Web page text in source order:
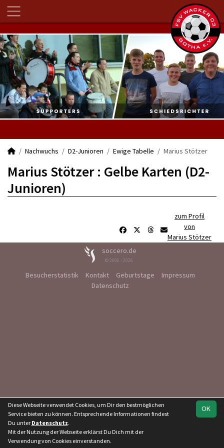
Nachwuchs D2-Junioren Ewige Tabelle Marius Stötzer
Marius Stötzer : Gelbe Karten (D2-
Junioren)
zum Profil
von
Marius Stötzer
soccero.de
© 2006 - 2026
Besucherstatistik Kontakt Geburtstage
Impressum
Datenschutz
OK
Diese Webseite verwendet Cookies, um Dir den bestmöglichen
Service bieten zu können. Entsprechende Informationen findest
Du unter Datenschutz.
Mit der Nutzung der Webseite erklärst Du Dich mit der
Verwendung von Cookies einverstanden.